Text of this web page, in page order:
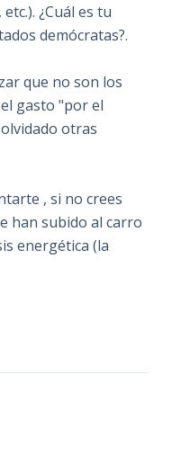
¿Cuál es tu
demócratas?.
que no son los
gasto "por el
otras
, si no crees
han subido al carro
energética (la